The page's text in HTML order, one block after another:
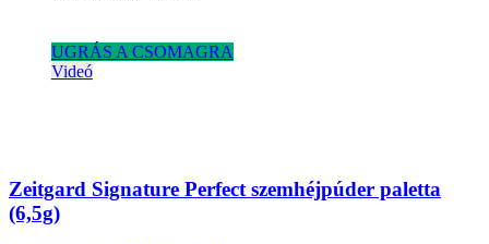
UGRÁS A CSOMAGRA
Videó
Zeitgard Signature Perfect szemhéjpúder paletta
(6,5g)